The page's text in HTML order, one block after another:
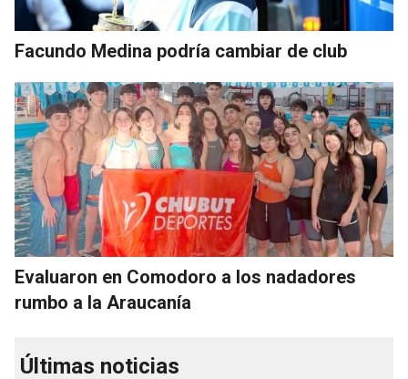
Facundo Medina podría cambiar de club
Evaluaron en Comodoro a los nadadores
rumbo a la Araucanía
Últimas noticias